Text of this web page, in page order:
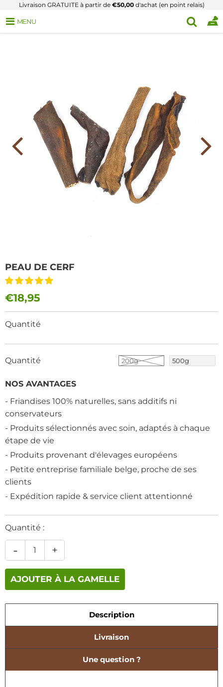
Livraison GRATUITE à partir de €50,00d'achat (en point relais)
MENU
PEAU DE CERF
€18,95
Quantité
Quantité 200g 500g
NOS AVANTAGES
- Friandises 100% naturelles, sans additifs ni
conservateurs
- Produits sélectionnés avec soin, adaptés à chaque
étape de vie
- Produits provenant d'élevages européens
- Petite entreprise familiale belge, proche de ses
clients
- Expédition rapide & service client attentionné
Quantité :
+
-
AJOUTER À LA GAMELLE
Description
Livraison
Une question ?